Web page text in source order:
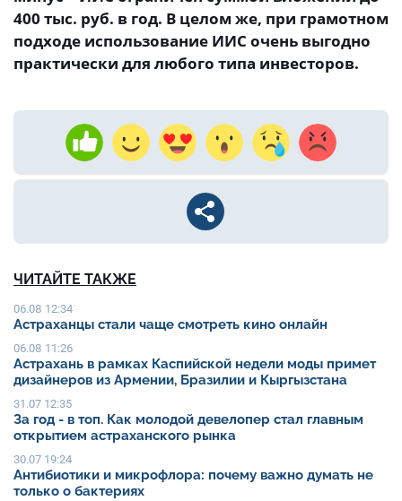
400 тыс. руб. в год. В целом же, при грамотном
подходе использование ИИС очень выгодно
практически для любого типа инвесторов.
ЧИТАЙТЕ ТАКЖЕ
06.08 12:34
Астраханцы стали чаще смотреть кино онлайн
06.08 11:26
Астрахань в рамках Каспийской недели моды примет
дизайнеров из Армении, Бразилии и Кыргызстана
31.07 12:35
За год - в топ. Как молодой девелопер стал главным
открытием астраханского рынка
30.07 19:24
Антибиотики и микрофлора: почему важно думать не
только о бактериях